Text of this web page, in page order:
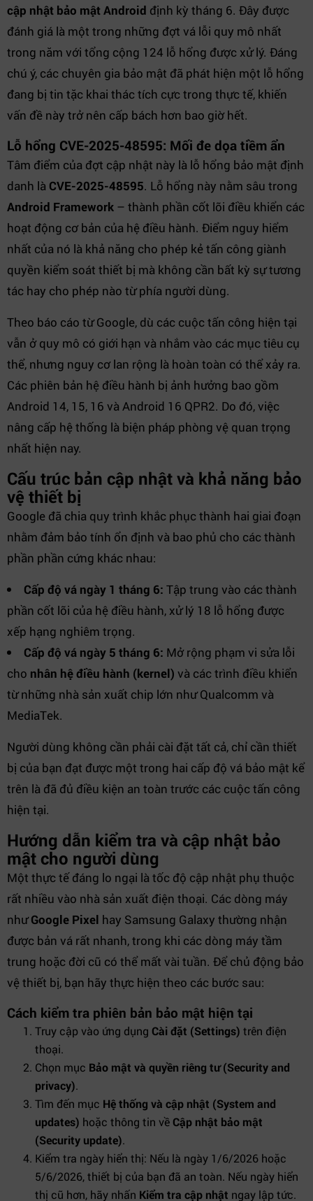
cập nhật bảo mật Android định kỳ tháng 6. Đây được
đánh giá là một trong những đợt vá lỗi quy mô nhất
trong năm với tổng cộng 124 lỗ hổng được xử lý. Đáng
chú ý, các chuyên gia bảo mật đã phát hiện một lỗ hổng
đang bị tin tặc khai thác tích cực trong thực tế, khiến
vấn đề này trở nên cấp bách hơn bao giờ hết.
Lỗ hổng CVE-2025-48595: Mối đe dọa tiềm ẩn
Tâm điểm của đợt cập nhật này là lỗ hổng bảo mật định
danh là CVE-2025-48595. Lỗ hổng này nằm sâu trong
Android Framework – thành phần cốt lõi điều khiển các
hoạt động cơ bản của hệ điều hành. Điểm nguy hiểm
nhất của nó là khả năng cho phép kẻ tấn công giành
quyền kiểm soát thiết bị mà không cần bất kỳ sự tương
tác hay cho phép nào từ phía người dùng.
Theo báo cáo từ Google, dù các cuộc tấn công hiện tại
vẫn ở quy mô có giới hạn và nhắm vào các mục tiêu cụ
thể, nhưng nguy cơ lan rộng là hoàn toàn có thể xảy ra.
Các phiên bản hệ điều hành bị ảnh hưởng bao gồm
Android 14, 15, 16 và Android 16 QPR2. Do đó, việc
nâng cấp hệ thống là biện pháp phòng vệ quan trọng
nhất hiện nay.
Cấu trúc bản cập nhật và khả năng bảo
vệ thiết bị
Google đã chia quy trình khắc phục thành hai giai đoạn
nhằm đảm bảo tính ổn định và bao phủ cho các thành
phần phần cứng khác nhau:
Cấp độ vá ngày 1 tháng 6: Tập trung vào các thành
phần cốt lõi của hệ điều hành, xử lý 18 lỗ hổng được
xếp hạng nghiêm trọng.
Cấp độ vá ngày 5 tháng 6: Mở rộng phạm vi sửa lỗi
cho nhân hệ điều hành (kernel) và các trình điều khiển
từ những nhà sản xuất chip lớn như Qualcomm và
MediaTek.
Người dùng không cần phải cài đặt tất cả, chỉ cần thiết
bị của bạn đạt được một trong hai cấp độ vá bảo mật kể
trên là đã đủ điều kiện an toàn trước các cuộc tấn công
hiện tại.
Hướng dẫn kiểm tra và cập nhật bảo
mật cho người dùng
Một thực tế đáng lo ngại là tốc độ cập nhật phụ thuộc
rất nhiều vào nhà sản xuất điện thoại. Các dòng máy
nhưGoogle Pixel hay Samsung Galaxy thường nhận
được bản vá rất nhanh, trong khi các dòng máy tầm
trung hoặc đời cũ có thể mất vài tuần. Để chủ động bảo
vệ thiết bị, bạn hãy thực hiện theo các bước sau:
Cách kiểm tra phiên bản bảo mật hiện tại
Truy cập vào ứng dụng Cài đặt (Settings) trên điện
thoại.
Chọn mục Bảo mật và quyền riêng tư (Security and
privacy).
Tìm đến mục Hệ thống và cập nhật (System and
updates) hoặc thông tin về Cập nhật bảo mật
(Security update).
Kiểm tra ngày hiển thị: Nếu là ngày 1/6/2026 hoặc
5/6/2026, thiết bị của bạn đã an toàn. Nếu ngày hiển
thị cũ hơn, hãy nhấn Kiểm tra cập nhật ngay lập tức.